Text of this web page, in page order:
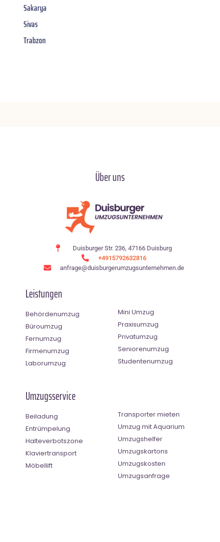
Sakarya
Sivas
Trabzon
Über uns
Duisburger Str. 236, 47166 Duisburg
+4915792632816
anfrage@duisburgerumzugsunternehmen.de
Leistungen
Behördenumzug
Büroumzug
Fernumzug
Firmenumzug
Laborumzug
Mini Umzug
Praxisumzug
Privatumzug
Seniorenumzug
Studentenumzug
Umzugsservice
Beiladung
Entrümpelung
Halteverbotszone
Klaviertransport
Möbellift
Transporter mieten
Umzug mit Aquarium
Umzugshelfer
Umzugskartons
Umzugskosten
Umzugsanfrage